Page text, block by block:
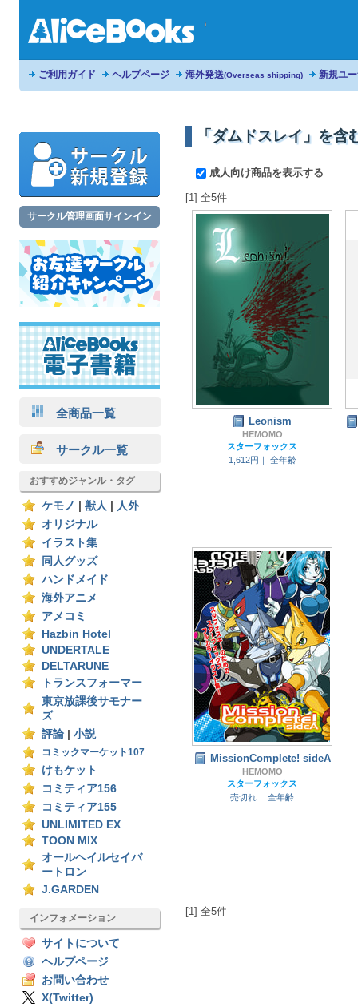
ご利用ガイド ヘルプページ 海外発送(Overseas shipping) 新規ユ
サークル管理画面サインイン
全商品一覧
サークル一覧
おすすめジャンル・タグ
ケモノ 獣人
人外
オリジナル
イラスト集
同人グッズ
ハンドメイド
海外アニメ
アメコミ
Hazbin Hotel
UNDERTALE
DELTARUNE
トランスフォーマー
東京放課後サモナー
ズ
評論
小説
コミックマーケット107
けもケット
コミティア156
コミティア155
UNLIMITED EX
TOON MIX
オールヘイルセイバ
ートロン
J.GARDEN
インフォメーション
サイトについて
ヘルプページ
お問い合わせ
X(Twitter)
「ダムドスレイ」を含
成人向け商品を表示する
[1] 全5件
Leonism
HEMOMO
スターフォックス
1,612円｜
全年齢
MissionComplete! sideA
HEMOMO
スターフォックス
売切れ｜
全年齢
[1] 全5件